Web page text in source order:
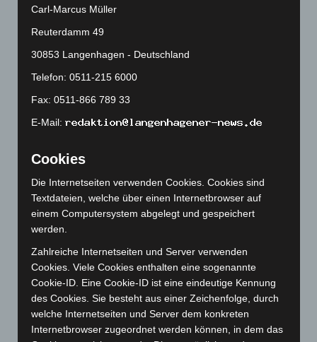
August 2024(107)
Juni 2024(107)
Mai 2024 (149)
Februar 2024
(103)
Januar 2024(111)
Dezember 2023
November 2023(130)
Oktober 2023(114)
September 2023(133)
August 2023(134)
Carl-Marcus Müller
Reuterdamm 49
30853 Langenhagen - Deutschland
Telefon: 0511-215 6000
Fax: 0511-866 789 33
E-Mail:
Cookies
Die Internetseiten verwenden Cookies. Cookies sind
Textdateien, welche über einen Internetbrowser auf
einem Computersystem abgelegt und gespeichert
werden.
Zahlreiche Internetseiten und Server verwenden
Cookies. Viele Cookies enthalten eine sogenannte
Cookie-ID. Eine Cookie-ID ist eine eindeutige Kennung
des Cookies. Sie besteht aus einer Zeichenfolge, durch
welche Internetseiten und Server dem konkreten
Internetbrowser zugeordnet werden können, in dem das